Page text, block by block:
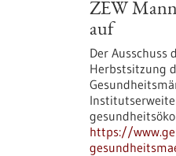
ZEW
auf
Der Ausschuss
Herbstsitzung
https://